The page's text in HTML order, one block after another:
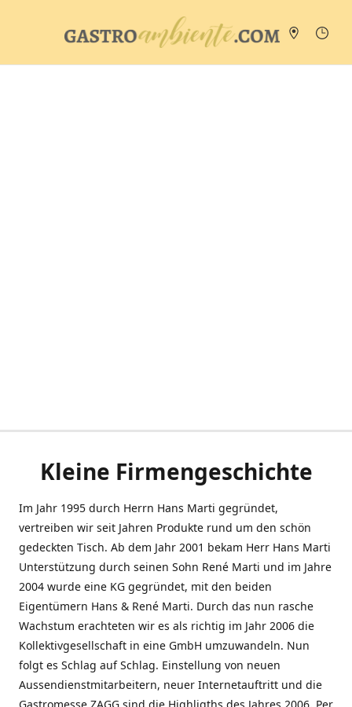
Kleine Firmengeschichte
Im Jahr 1995 durch Herrn Hans Marti gegründet,
vertreiben wir seit Jahren Produkte rund um den schön
gedeckten Tisch. Ab dem Jahr 2001 bekam Herr Hans Marti
Unterstützung durch seinen Sohn René Marti und im Jahre
2004 wurde eine KG gegründet, mit den beiden
Eigentümern Hans & René Marti. Durch das nun rasche
Wachstum erachteten wir es als richtig im Jahr 2006 die
Kollektivgesellschaft in eine GmbH umzuwandeln. Nun
folgt es Schlag auf Schlag. Einstellung von neuen
Aussendienstmitarbeitern, neuer Internetauftritt und die